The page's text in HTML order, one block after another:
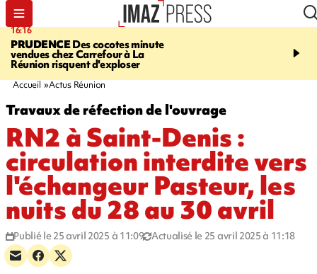
16:16
PRUDENCEDes cocotes minute
vendues chez Carrefour à La
Réunion risquent d'exploser
20:06
l'Asie, mort d'une
Accueil Actus Réunion
Travaux de réfection de l'ouvrage
RN2 à Saint-Denis :
circulation interdite vers
l'échangeur Pasteur, les
nuits du 28 au 30 avril
Publié le 25 avril 2025 à 11:09 Actualisé le 25 avril 2025 à 11:18